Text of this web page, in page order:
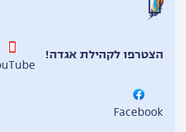
הצטרפו לקהילת אגדה!
Facebook